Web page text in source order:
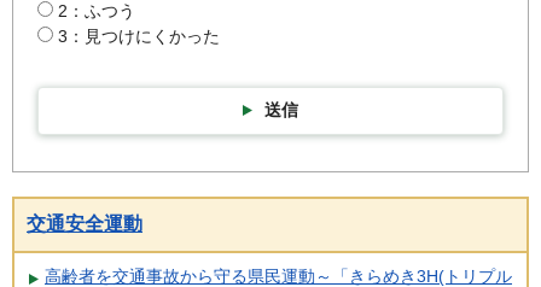
2：ふつう
3：見つけにくかった
送信
交通安全運動
高齢者を交通事故から守る県民運動～「きらめき3H(トリプル